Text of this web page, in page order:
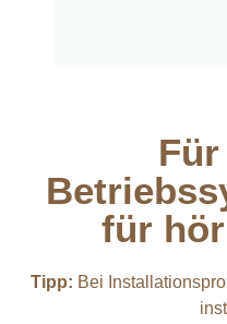
für
Tipp: Bei